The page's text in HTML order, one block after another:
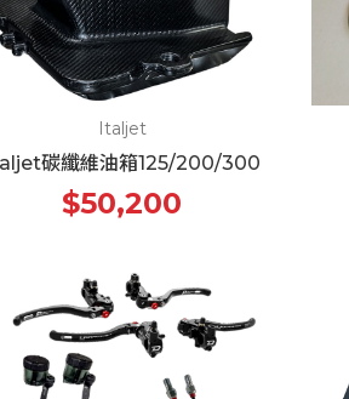
Italjet
碳纖維油箱125/200/300
$50,200